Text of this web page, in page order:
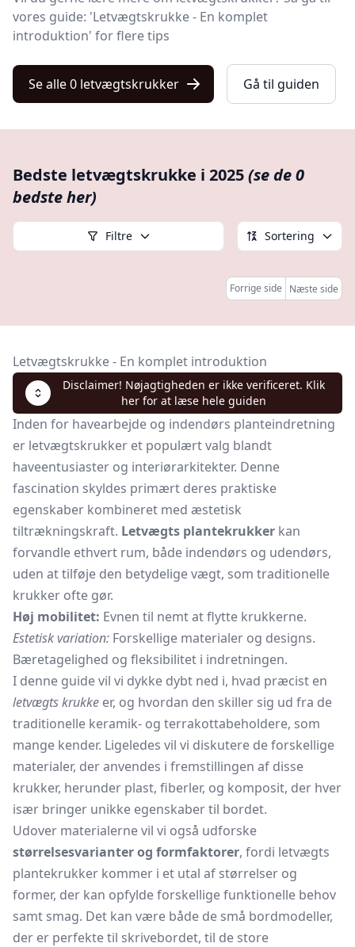
vores guide: 'Letvægtskrukke - En komplet
introduktion' for flere tips
Se alle 0 letvægtskrukker Gå til guiden
Bedste letvægtskrukke i 2025(se de 0
bedste her)
Filtre Sortering
Forrige side Næste side
Letvægtskrukke - En komplet introduktion
Disclaimer! Nøjagtigheden er ikke verificeret. Klik
her for at læse hele guiden
Inden for havearbejde og indendørs planteindretning
er letvægtskrukker et populært valg blandt
haveentusiaster og interiørarkitekter. Denne
fascination skyldes primært deres praktiske
egenskaber kombineret med æstetisk
tiltrækningskraft. Letvægts plantekrukker kan
forvandle ethvert rum, både indendørs og udendørs,
uden at tilføje den betydelige vægt, som traditionelle
krukker ofte gør.
Høj mobilitet: Evnen til nemt at flytte krukkerne.
Estetisk variation: Forskellige materialer og designs.
Bæretagelighed og fleksibilitet i indretningen.
I denne guide vil vi dykke dybt ned i, hvad præcist en
letvægts krukke er, og hvordan den skiller sig ud fra de
traditionelle keramik- og terrakottabeholdere, som
mange kender. Ligeledes vil vi diskutere de forskellige
materialer, der anvendes i fremstillingen af disse
krukker, herunder plast, fiberler, og komposit, der hver
især bringer unikke egenskaber til bordet.
Udover materialerne vil vi også udforske
størrelsesvarianter og formfaktorer, fordi letvægts
plantekrukker kommer i et utal af størrelser og
former, der kan opfylde forskellige funktionelle behov
samt smag. Det kan være både de små bordmodeller,
der er perfekte til skrivebordet, til de store